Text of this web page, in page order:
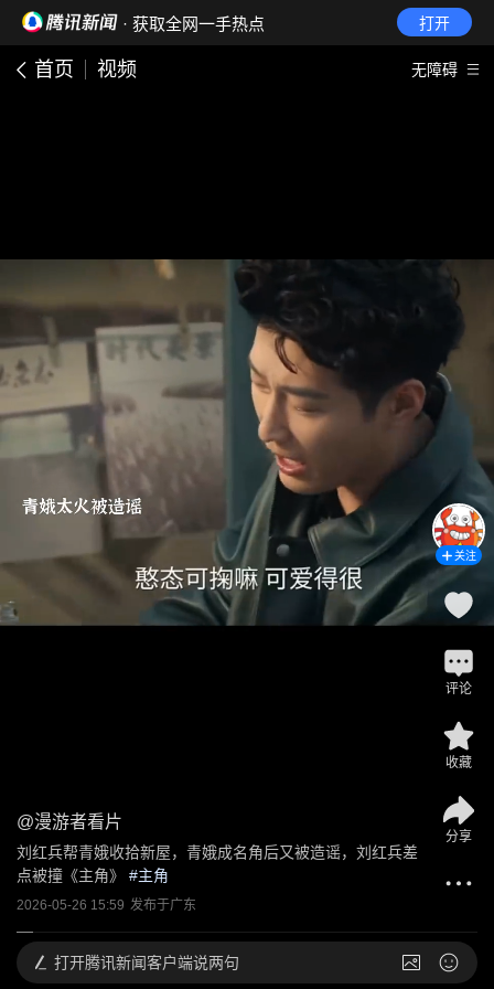
· 获取全网一手热点 打开
首页 视频 无障碍
@漫游者看片
刘红兵帮青娥收拾新屋，青娥成名角后又被造谣，刘红兵差
点被撞《主角》
#主角
2026-05-26 15:59 发布于广东
关注
评论
收藏
分享
打开腾讯新闻客户端说两句